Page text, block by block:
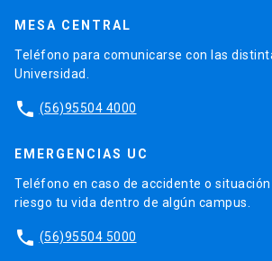
MESA CENTRAL
Teléfono para comunicarse con las
Universidad.
phone (56)95504 4000
EMERGENCIAS UC
Teléfono en caso de accidente o
riesgo tu vida dentro de algún campus.
phone (56)95504 5000